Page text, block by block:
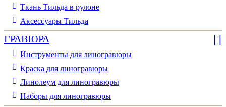
Ткань Тильда в рулоне
Аксессуары Тильда
ГРАВЮРА
Инструменты для линогравюры
Краска для линогравюры
Линолеум для линогравюры
Наборы для линогравюры